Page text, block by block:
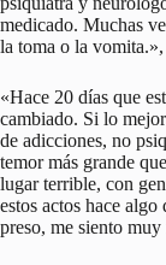
medicado. Muchas
la toma o la
«Hace 20 días que
cambiado. Si lo
de adicciones, no
temor más grande
lugar terrible, con
estos actos hace
preso, me siento